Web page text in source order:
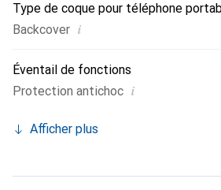
Type de coque pour téléphone
Backcover i
Éventail de fonctions
Protection antichoc i
Afficher plus